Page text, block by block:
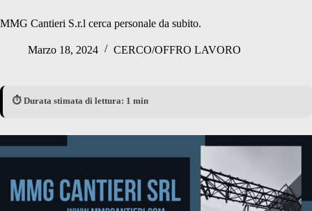
MMG Cantieri S.r.l cerca personale da subito.
Marzo 18, 2024 CERCO/OFFRO LAVORO
⏱️ Durata stimata di lettura: 1 min